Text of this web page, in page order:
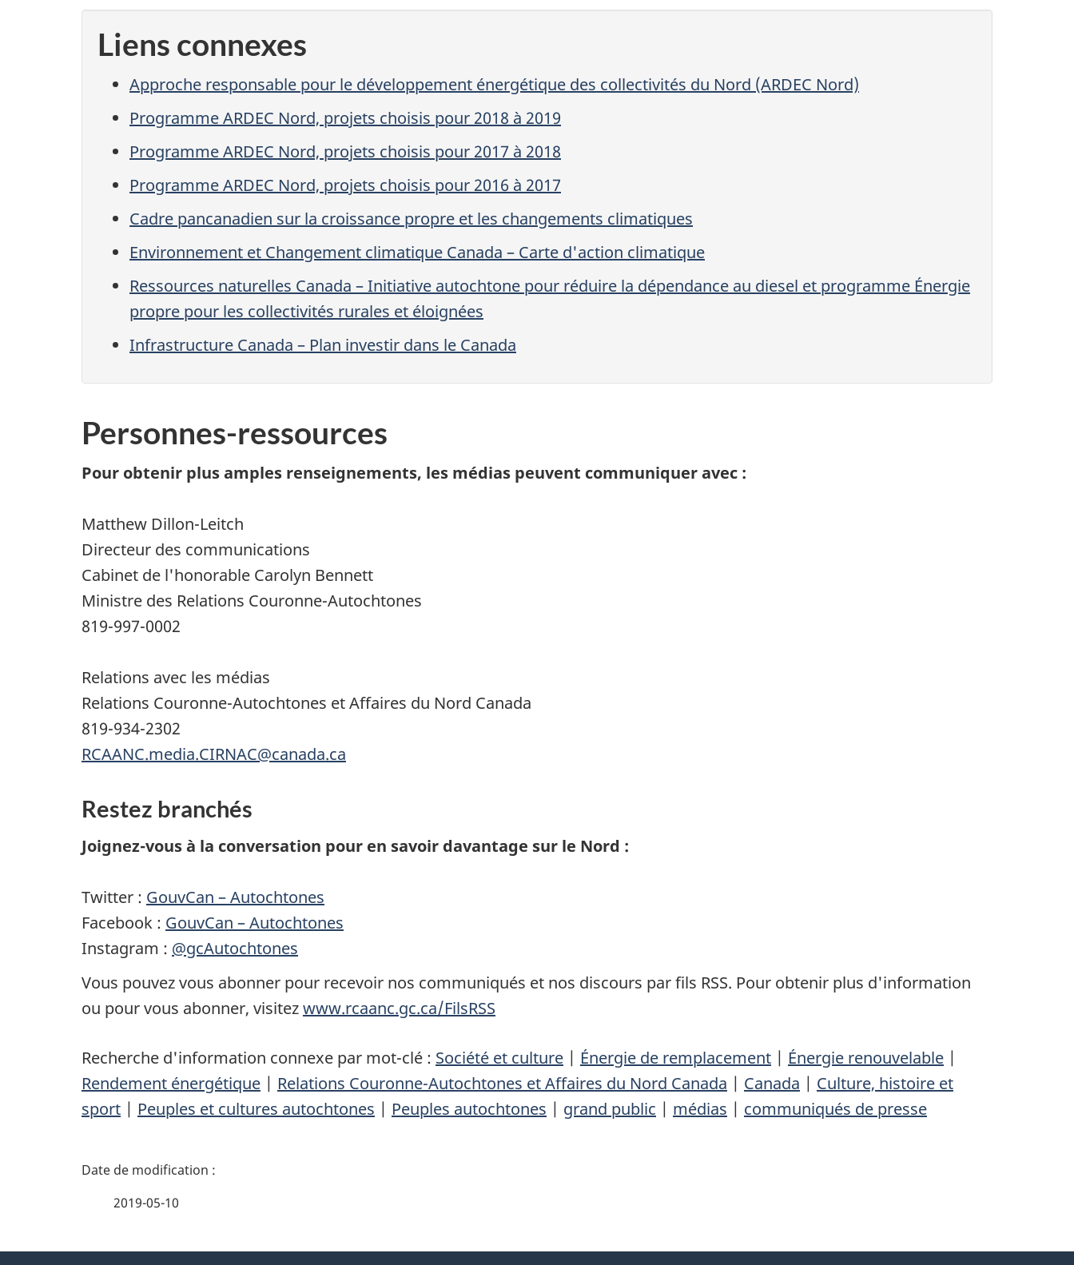
Liens connexes
Approche responsable pour le développement énergétique des collectivités du Nord (ARDEC Nord)
Programme ARDEC Nord, projets choisis pour 2018 à 2019
Programme ARDEC Nord, projets choisis pour 2017 à 2018
Programme ARDEC Nord, projets choisis pour 2016 à 2017
Cadre pancanadien sur la croissance propre et les changements climatiques
Environnement et Changement climatique Canada – Carte d'action climatique
Ressources naturelles Canada – Initiative autochtone pour réduire la dépendance au diesel et programme Énergie
propre pour les collectivités rurales et éloignées
Infrastructure Canada – Plan investir dans le Canada
Personnes-ressources
Pour obtenir plus amples renseignements, les médias peuvent communiquer avec :
Matthew Dillon-Leitch
Directeur des communications
Cabinet de l'honorable Carolyn Bennett
Ministre des Relations Couronne-Autochtones
819-997-0002
Relations avec les médias
Relations Couronne-Autochtones et Affaires du Nord Canada
819-934-2302
RCAANC.media.CIRNAC@canada.ca
Restez branchés
Joignez-vous à la conversation pour en savoir davantage sur le Nord :
Twitter : GouvCan – Autochtones
Facebook : GouvCan – Autochtones
Instagram : @gcAutochtones
Vous pouvez vous abonner pour recevoir nos communiqués et nos discours par fils RSS. Pour obtenir plus d'information
ou pour vous abonner, visitezwww.rcaanc.gc.ca/FilsRSS
Recherche d'information connexe par mot-clé : Société et culture | Énergie de remplacement | Énergie renouvelable |
Rendement énergétique | Relations Couronne-Autochtones et Affaires du Nord Canada | Canada | Culture, histoire et
sport | Peuples et cultures autochtones | Peuples autochtones | grand public | médias | communiqués de presse
D
2019-05-10